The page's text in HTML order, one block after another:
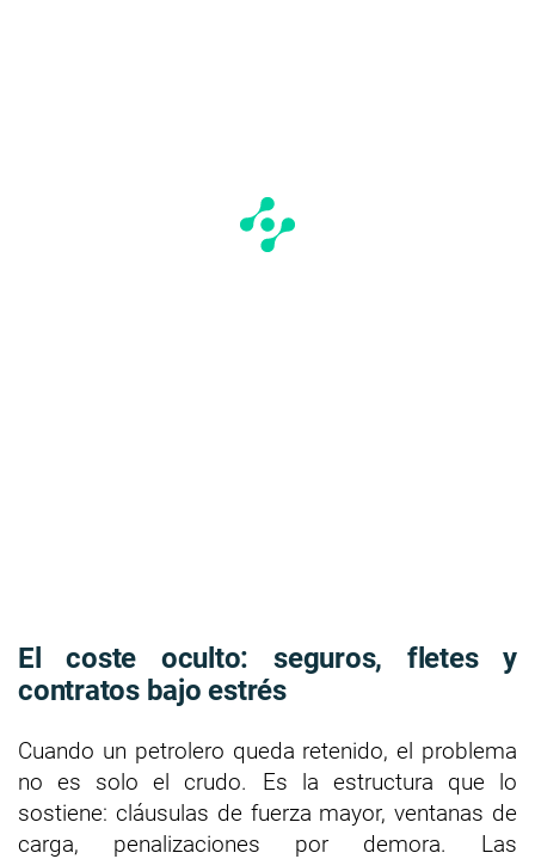
El coste oculto: seguros, fletes y
contratos bajo estrés
Cuando un petrolero queda retenido, el problema
no es solo el crudo. Es la estructura que lo
sostiene: cláusulas de fuerza mayor, ventanas de
carga, penalizaciones por demora. Las